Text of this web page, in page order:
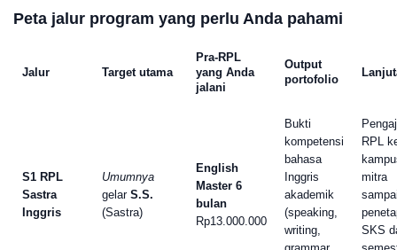
Peta jalur program yang perlu Anda pahami
Jalur Target utama
Pra-RPL
yang Anda
jalani
Output
portofolio
S1 RPL
Sastra
Inggris
Umumnya
gelar S.S.
(Sastra)
English
Master 6
bulan
Rp13.000.000
Bukti
kompetensi
bahasa
Inggris
akademik
(speaking,
writing,
RPL
mitra
SKS